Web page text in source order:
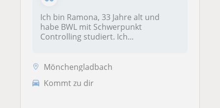
Ich bin Ramona, 33 Jahre alt und
habe BWL mit Schwerpunkt
Controlling studiert. Ich...
Mönchengladbach
Kommt zu dir